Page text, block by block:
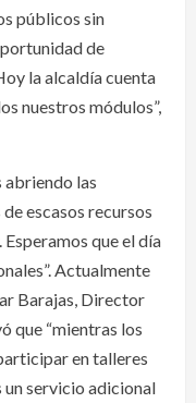
públicos sin
de
la alcaldía cuenta
nuestros módulos”,
abriendo las
escasos recursos
que el día
Actualmente
Barajas, Director
que “mientras los
en talleres
un servicio adicional